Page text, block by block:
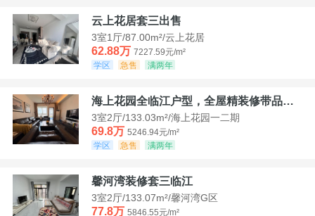
云上花居套三出售
3室1厅/87.00m²/云上花居
62.88万 7227.59元/m²
学区
急售 满两年
海上花园全临江户型，全屋精装修带品牌家具家电，诚意出售！
3室2厅/133.03m²/海上花园一二期
69.8万 5246.94元/m²
学区
急售 满两年
馨河湾装修套三临江
3室2厅/133.07m²/馨河湾G区
77.8万 5846.55元/m²